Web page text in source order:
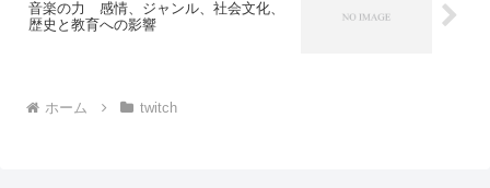
音楽の力 感情、ジャンル、社会文化、
歴史と教育への影響
ホーム twitch